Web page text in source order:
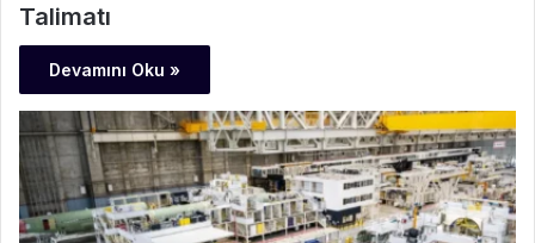
Talimatı
Devamını Oku »